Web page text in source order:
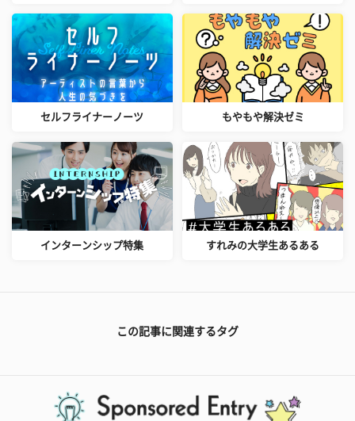
セルフライナーノーツ もやもや解決ゼミ
インターンシップ特集 すれみの大学生あるある
この記事に関連するタグ